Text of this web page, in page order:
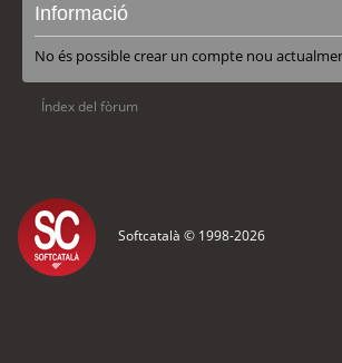
Informació
No és possible crear un compte nou
Índex del fòrum
Softcatalà © 1998-2026